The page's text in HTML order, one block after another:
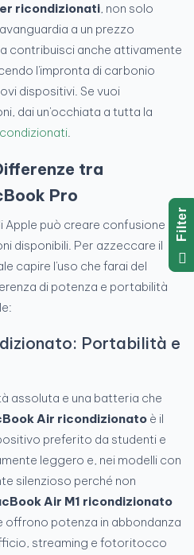
ricondizionati, non solo
a un prezzo
contribuisci anche attivamente
l'impronta di carbonio
dispositivi. Se vuoi
dai un'occhiata a tutta la
.
tra
Pro
può creare confusione
disponibili. Per azzeccare il
capire l'uso che farai del
di potenza e portabilità
Portabilità e
assoluta e una batteria che
Air ricondizionato è il
preferito da studenti e
leggero e, nei modelli con
silenzioso perché non
Air M1 ricondizionato
offrono potenza in abbondanza
streaming e fotoritocco
R